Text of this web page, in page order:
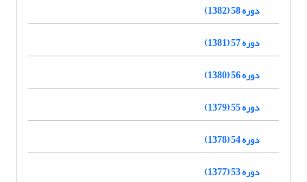
دوره 58 (1382)
دوره 57 (1381)
دوره 56 (1380)
دوره 55 (1379)
دوره 54 (1378)
دوره 53 (1377)